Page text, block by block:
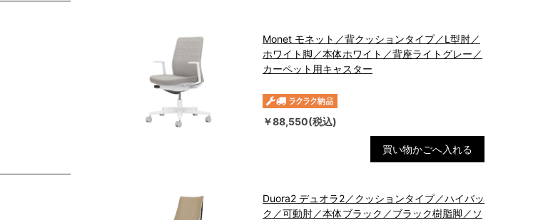
Monet モネット／背クッションタイプ／L型肘／
ホワイト脚／本体ホワイト／背座ライトグレー／
カーペット用キャスター
￥88,550(税込)
買い物かごへ入れる
Duora2 デュオラ2／クッションタイプ／ハイバッ
ク／可動肘／本体ブラック／ブラック樹脂脚／ソ